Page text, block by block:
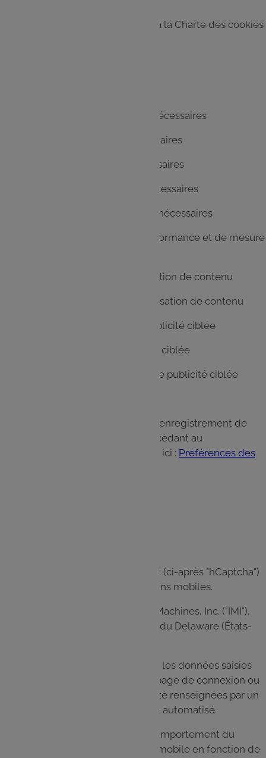
Nous vous invitons à vous référer à la Charte des cookies
Datadome : Cookies strictement nécessaires
Epica : Cookies strictement nécessaires
Batch : Cookies strictement nécessaires
OneTrust : Cookies strictement nécessaires
Budget Box : Cookies strictement nécessaires
Google Analytics : Cookies de performance et de mesure
AB Tasty : Cookies de personnalisation de contenu
Lucky Cart : Cookies de personnalisation de contenu
Google Ads : Cookies pour une publicité ciblée
Critéo : Cookies pour une publicité ciblée
Bing Advertising : Cookies pour une publicité ciblée
Vous pouvez autoriser ou refuser l'enregistrement de
cookies dans votre terminal en accédant au
centre des préférences accessible ici : Préférences des
Nous utilisons le service anti-robot (ci-après "hCaptcha")
sur nos sites web ou nos applications mobiles.
Ce service est fourni par Intuition Machines, Inc. ("IMI"),
une société californienne de l’État du Delaware (États-
hCaptcha est utilisé pour vérifier si les données saisies
sur notre Site (par exemple sur la page de connexion ou
sur le formulaire de contact) ont été renseignées par un
être humain ou par un programme automatisé.
À cet effet, hCaptcha analyse le comportement du
visiteur du Site ou de l’application mobile en fonction de